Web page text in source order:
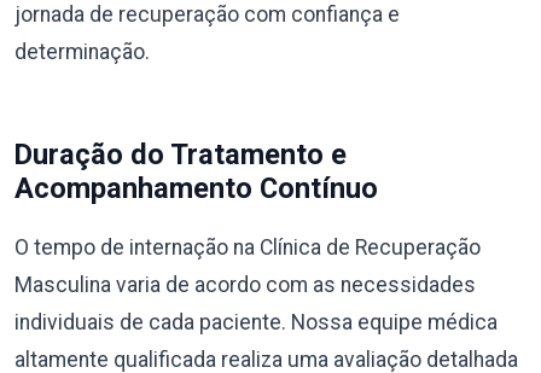
jornada de recuperação com confiança e
determinação.
Duração do Tratamento e
Acompanhamento Contínuo
O tempo de internação na Clínica de Recuperação
Masculina varia de acordo com as necessidades
individuais de cada paciente. Nossa equipe médica
altamente qualificada realiza uma avaliação detalhada